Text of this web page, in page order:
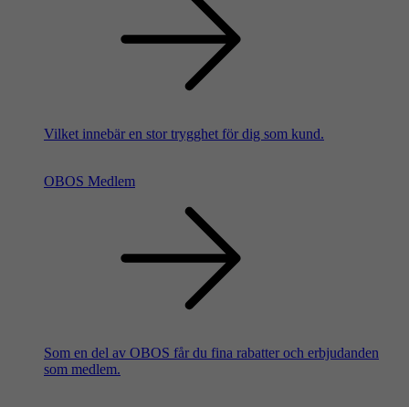
Vilket innebär en stor trygghet för dig som kund.
OBOS Medlem
Som en del av OBOS får du fina rabatter och erbjudanden
som medlem.